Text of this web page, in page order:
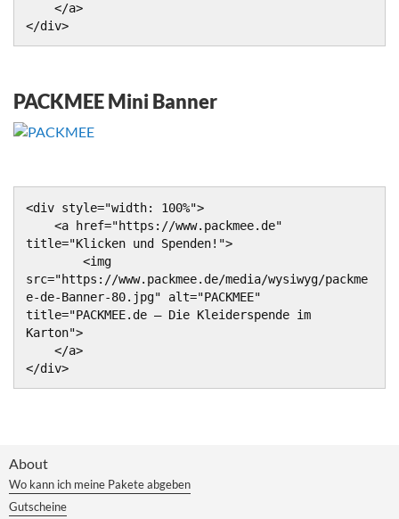
</div>
PACKMEE Mini Banner
<div style="width: 100%">
title="Klicken und Spenden!">
src="https://www.packmee.de/media/wysiwyg/packme
e-de-Banner-80.jpg" alt="PACKMEE"
title="PACKMEE.de – Die Kleiderspende im
Karton">
</div>
About
Wo kann ich meine Pakete abgeben
Gutscheine